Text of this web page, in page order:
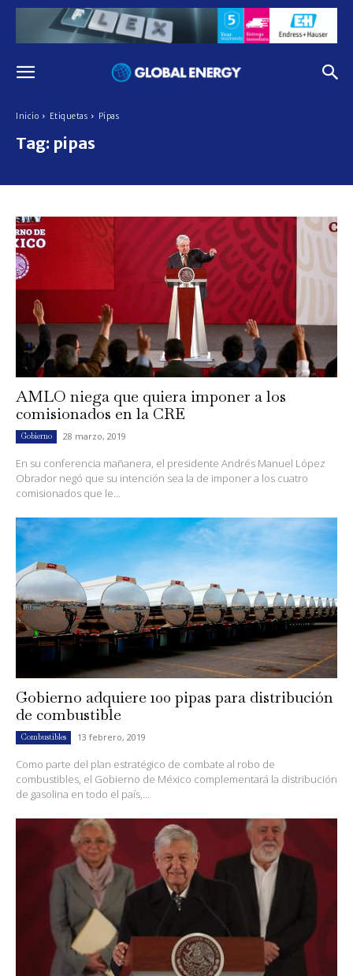
Inicio Etiquetas Pipas
Tag: pipas
AMLO niega que quiera imponer a los
comisionados en la CRE
Gobierno 28 marzo, 2019
En su conferencia mañanera, el presidente Andrés Manuel López
Obrador negó que su intención sea la de imponer a los cuatro
comisionados que le...
Gobierno adquiere 100 pipas para distribución
de combustible
Combustibles 13 febrero, 2019
Como parte del plan estratégico de combate al robo de
combustibles, el Gobierno de México complementará la distribución
de gasolina en todo el país,...